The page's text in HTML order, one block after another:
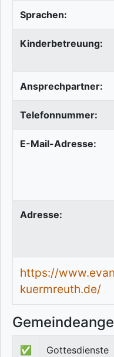
Sprachen:
Kinderbetreuung:
Ansprechpartner:
Telefonnummer:
E-Mail-Adresse:
Adresse:
https://
kuermreuth.de/
✅ Gottesdienste